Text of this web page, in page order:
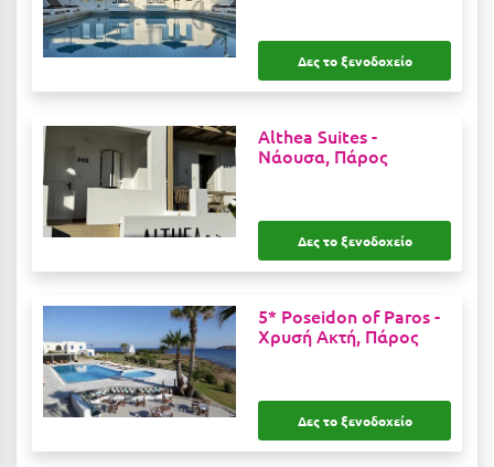
Μαρώνεια
Μεθώνη
Μεσολόγγι
Μεσσηνία
Μετέωρα
Μέτσοβο
Μονεμβασιά
Μουζάκι
Μπαλί Κρήτης
Δες το ξενοδοχείο
Althea Suites -
Νάουσα, Πάρος
Δες το ξενοδοχείο
5* Poseidon of Paros -
Χρυσή Ακτή, Πάρος
Δες το ξενοδοχείο